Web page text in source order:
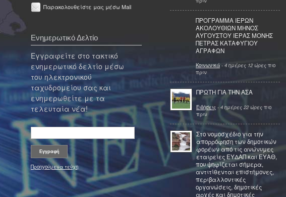
Παρακολουθείστε μας μέσω Mail
Ενημερωτικό Δελτίο
Εγγραφείτε στο τακτικό
ενημερωτικό δελτίο μέσω
του ηλεκτρονικού
ταχυδρομείου σας και
ενημερωθείτε με τα
τελευταία νέα!
Προηγούμενα τεύχη
ΠΡΟΓΡΑΜΜΑ ΙΕΡΩΝ
ΑΚΟΛΟΥΘΙΩΝ ΜΗΝΟΣ
ΑΥΓΟΥΣΤΟΥ ΙΕΡΑΣ ΜΟΝΗΣ
ΠΕΤΡΑΣ ΚΑΤΑΦΥΓΙΟΥ
ΑΓΡΑΦΩΝ
Κοινωνικά - 4 ημέρες 12 ώρες πιο
πριν
ΠΡΩΤΗ ΓΙΑ ΤΗΝ ΑΣΑ
Ειδήσεις - 4 ημέρες 22 ώρες πιο
πριν
Στο νομοσχέδιο για την
απορρόφηση των δημοτικών
φορέων από τις ανώνυμες
εταιρείες ΕΥΔΑΠ και ΕΥΑΘ,
που ψηφίζεται σήμερα,
αντιτίθενται επιστήμονες,
περιβαλλοντικές
οργανώσεις, δημοτικές
αρχές και δημοτικές